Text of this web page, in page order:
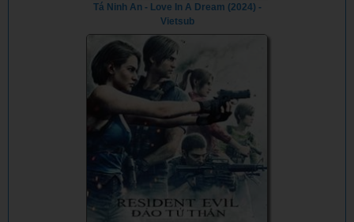
Tá Ninh An - Love In A Dream (2024) -
Vietsub